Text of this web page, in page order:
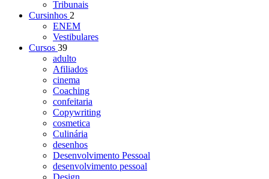
Tribunais
Cursinhos 2
ENEM
Vestibulares
Cursos 39
adulto
Afiliados
cinema
Coaching
confeitaria
Copywriting
cosmetica
Culinária
desenhos
Desenvolvimento Pessoal
desenvolvimento pessoal
Design